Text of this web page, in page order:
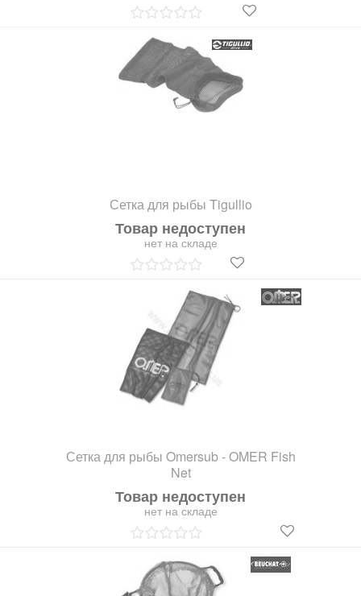
Сетка для рыбы Tigullio
Товар недоступен
нет на складе
Сетка для рыбы Omersub - OMER Fish
Net
Товар недоступен
нет на складе